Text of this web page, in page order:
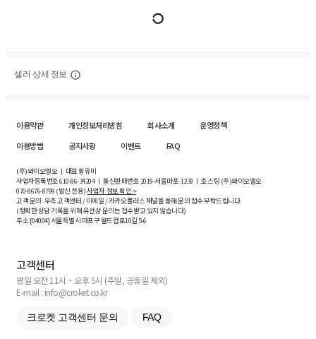
셀러 상세 정보
이용약관 개인정보처리방침 회사소개
운영정책
이용방법
공지사항 이벤트 FAQ
(주)와이오엘오 ㅣ 대표 황유미
사업자등록번호610-86-34204ㅣ 통신판매번호 2019-서울마포-1239 ㅣ 호스팅 (주)와이오엘오
070-8676-8799 (발신 전용)사업자 정보 확인 >
고객 문의: 우측 고객센터 / 이메일 / 카카오플러스 채널을 통해 문의 접수 부탁드립니다.
(정확한 상담 기록을 위해 유선상 문의는 접수받고 있지 않습니다)
주소 [04004] 서울특별시 마포구 월드컵로10길5-6
고객센터
평일 오전 11시 ~ 오후 5시 (주말, 공휴일 제외)
E-mail : info@croket.co.kr
크로켓 고객센터 문의 FAQ